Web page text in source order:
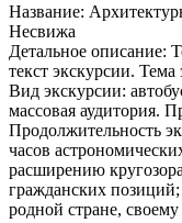
Название:
Несвижа
Детальное описание:
текст экскурсии.
Вид экскурсии:
массовая аудитория.
Продолжительность
часов
расширению
гражданских
родной стране,